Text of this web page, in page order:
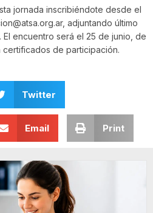
jornada inscribiéndote desde el
adjuntando último
encuentro será el 25 de junio, de
certificados de participación.
Twitter
Email Print